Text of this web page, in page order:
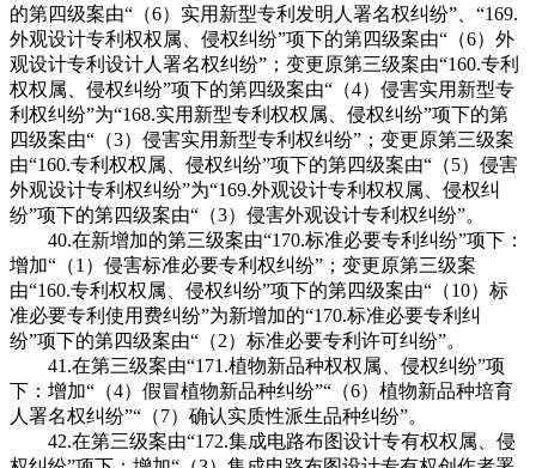
的第四级案由“（6）实用新型专利发明人署名权纠纷”、“169.
外观设计专利权权属、侵权纠纷”项下的第四级案由“（6）外
观设计专利设计人署名权纠纷”；变更原第三级案由“160.专利
权权属、侵权纠纷”项下的第四级案由“（4）侵害实用新型专
利权纠纷”为“168.实用新型专利权权属、侵权纠纷”项下的第
四级案由“（3）侵害实用新型专利权纠纷”；变更原第三级案
由“160.专利权权属、侵权纠纷”项下的第四级案由“（5）侵害
外观设计专利权纠纷”为“169.外观设计专利权权属、侵权纠
纷”项下的第四级案由“（3）侵害外观设计专利权纠纷”。
40.在新增加的第三级案由“170.标准必要专利纠纷”项下：
增加“（1）侵害标准必要专利权纠纷”；变更原第三级案
由“160.专利权权属、侵权纠纷”项下的第四级案由“（10）标
准必要专利使用费纠纷”为新增加的“170.标准必要专利纠
纷”项下的第四级案由“（2）标准必要专利许可纠纷”。
41.在第三级案由“171.植物新品种权权属、侵权纠纷”项
下：增加“（4）假冒植物新品种纠纷”“（6）植物新品种培育
人署名权纠纷”“（7）确认实质性派生品种纠纷”。
42.在第三级案由“172.集成电路布图设计专有权权属、侵